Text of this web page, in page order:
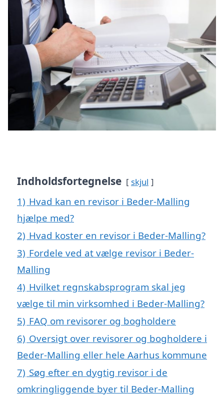
Indholdsfortegnelse skjul
1) Hvad kan en revisor i Beder-Malling
hjælpe med?
2) Hvad koster en revisor i Beder-Malling?
3) Fordele ved at vælge revisor i Beder-
Malling
4) Hvilket regnskabsprogram skal jeg
vælge til min virksomhed i Beder-Malling?
5) FAQ om revisorer og bogholdere
6) Oversigt over revisorer og bogholdere i
Beder-Malling eller hele Aarhus kommune
7) Søg efter en dygtig revisor i de
omkringliggende byer til Beder-Malling